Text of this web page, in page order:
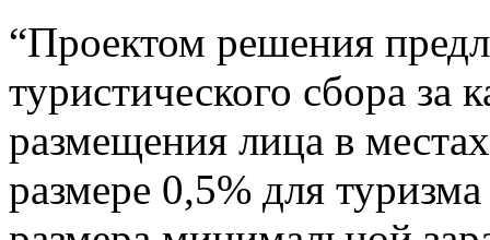
“Проектом решения
туристического сбора за
размещения лица в
размере 0,5% для